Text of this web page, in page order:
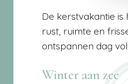
De kerstvakantie
rust, ruimte en
ontspannen dag
Winter aan zee